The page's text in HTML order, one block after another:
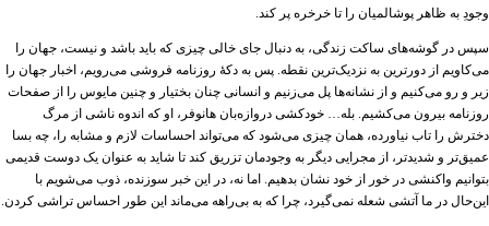
وجودِ به ظاهر پوشالمیان را تا خرخره پر کند.
سپس در گوشه‌های ساکت زندگی، به دنبال جای خالی چیزی که باید باشد و نیست، جهان را
می‌کاویم از دورترین به نزدیک‌ترین نقطه. پس به دکۀ روزنامه فروشی می‌رویم، اخبار جهان را
زیر و رو می‌کنیم و از نشانه‌ها پل می‌زنیم و انسانی چنان بختیار و چنین مایوس را از صفحات
روزنامه بیرون می‌کشیم. بله… خودکشی دروازه‌بان هانوفر، او که اندوه ناشی از مرگ
دخترش را تاب نیاورده، همان چیزی می‌شود که می‌تواند احساسات لازم و مشابه را، چه بسا
عمیق‌تر و شدیدتر، از مجرایی دیگر به وجودمان تزریق کند تا شاید به عنوان یک دوست قدیمی
بتوانیم واکنشی در خور از خود نشان بدهیم. اما نه، در این خبر سوزنده، ذوب می‌شویم با
این‌حال در ما آتشی شعله نمی‌گیرد، چرا که به بی‌راهه می‌ماند این طور احساس تراشی کردن.